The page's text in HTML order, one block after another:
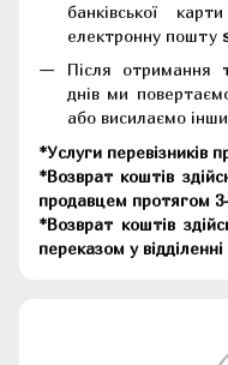
банківської
електронну пошту
Після отримання
днів ми
або висилаємо
*Услуги перевізників
*Возврат коштів
продавцем протягом
*Возврат коштів
переказом у